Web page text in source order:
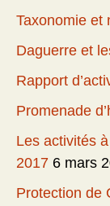
Taxonomie et
Daguerre et
Rapport
Promenade
Les activités
2017 6 mars
Protection de